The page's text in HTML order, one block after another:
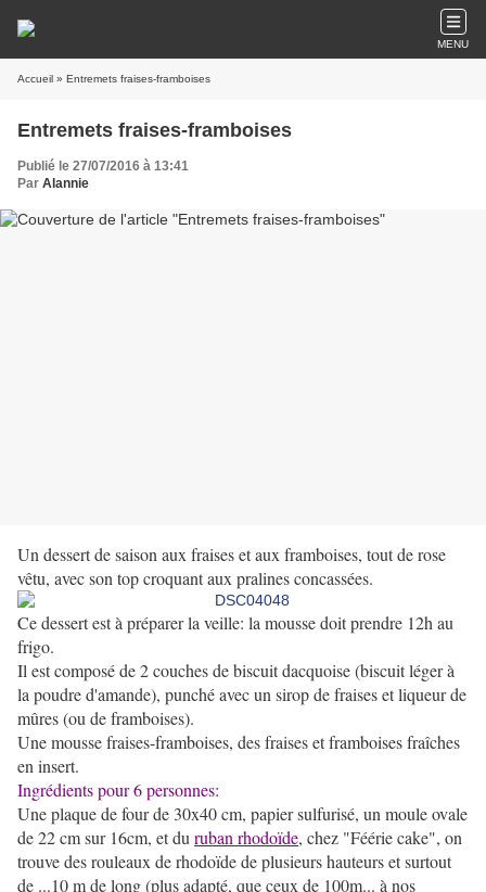
MENU
Accueil » Entremets fraises-framboises
Entremets fraises-framboises
Publié le 27/07/2016 à 13:41
Par Alannie
Un dessert de saison aux fraises et aux framboises, tout de rose
vêtu, avec son top croquant aux pralines concassées.
Ce dessert est à préparer la veille: la mousse doit prendre 12h au
frigo.
Il est composé de 2 couches de biscuit dacquoise (biscuit léger à
la poudre d'amande), punché avec un sirop de fraises et liqueur de
mûres (ou de framboises).
Une mousse fraises-framboises, des fraises et framboises fraîches
en insert.
Ingrédients pour 6 personnes:
Une plaque de four de 30x40 cm, papier sulfurisé, un moule ovale
de 22 cm sur 16cm, et du ruban rhodoïde, chez "Féérie cake", on
trouve des rouleaux de rhodoïde de plusieurs hauteurs et surtout
de ...10 m de long (plus adapté, que ceux de 100m... à nos